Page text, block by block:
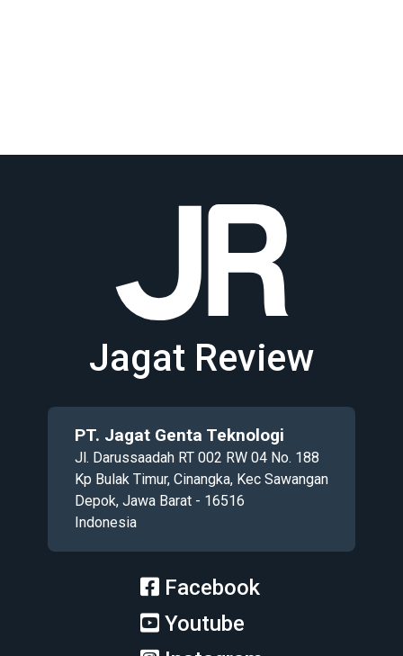
Jagat Review
PT. Jagat Genta Teknologi
Jl. Darussaadah RT 002 RW 04 No. 188
Kp Bulak Timur, Cinangka, Kec Sawangan
Depok, Jawa Barat - 16516
Indonesia
Facebook
Youtube